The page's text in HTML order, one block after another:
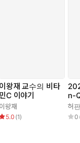
이왕재 교수의 비타
민C 이야기
이왕재
5.0 (1)
n-
능
허
0